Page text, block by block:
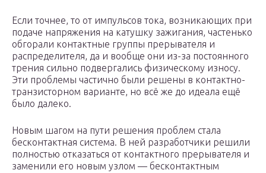
Если точнее, то от импульсов тока, возникающих при
подаче напряжения на катушку зажигания, частенько
обгорали контактные группы прерывателя и
распределителя, да и вообще они из-за постоянного
трения сильно подвергались физическому износу.
Эти проблемы частично были решены в контактно-
транзисторном варианте, но всё же до идеала ещё
было далеко.
Новым шагом на пути решения проблем стала
бесконтактная система. В ней разработчики решили
полностью отказаться от контактного прерывателя и
заменили его новым узлом — бесконтактным